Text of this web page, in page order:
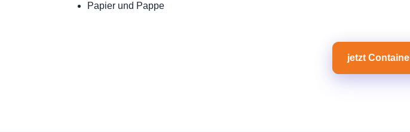
Papier und Pappe
jetzt